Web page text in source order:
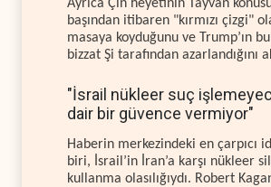
Ayrıca Çin heyetinin Tayvan
başından itibaren "kırmızı çizgi"
masaya koyduğunu ve Trump’ın
bizzat Şi tarafından azarlandığını
"İsrail nükleer suç
dair bir güvence vermiyor"
Haberin merkezindeki en çarpıcı
biri, İsrail’in İran’a karşı nükleer
kullanma olasılığıydı. Robert